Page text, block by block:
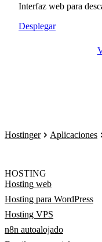
Interfaz web para
Desplegar
Hostinger Aplicaciones
HOSTING
Hosting web
Hosting para WordPress
Hosting VPS
n8n autoalojado